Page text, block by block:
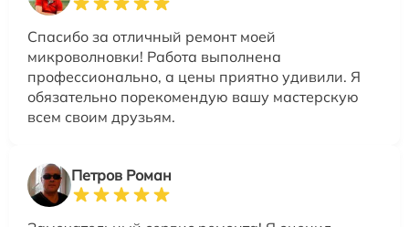
Спасибо за отличный ремонт моей
микроволновки! Работа выполнена
профессионально, а цены приятно удивили. Я
обязательно порекомендую вашу мастерскую
всем своим друзьям.
Петров Роман